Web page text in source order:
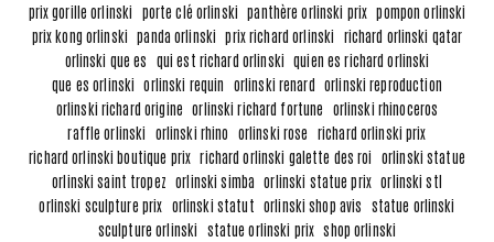
prix gorille orlinski porte clé orlinski panthère orlinski prix pompon orlinski
prix kong orlinski panda orlinski prix richard orlinski richard orlinski qatar
orlinski que es qui est richard orlinski quien es richard orlinski
que es orlinski orlinski requin orlinski renard orlinski reproduction
orlinski richard origine orlinski richard fortune orlinski rhinoceros
raffle orlinski orlinski rhino orlinski rose richard orlinski prix
richard orlinski boutique prix richard orlinski galette des roi orlinski statue
orlinski saint tropez orlinski simba orlinski statue prix orlinski stl
orlinski sculpture prix orlinski statut orlinski shop avis statue orlinski
sculpture orlinski statue orlinski prix shop orlinski